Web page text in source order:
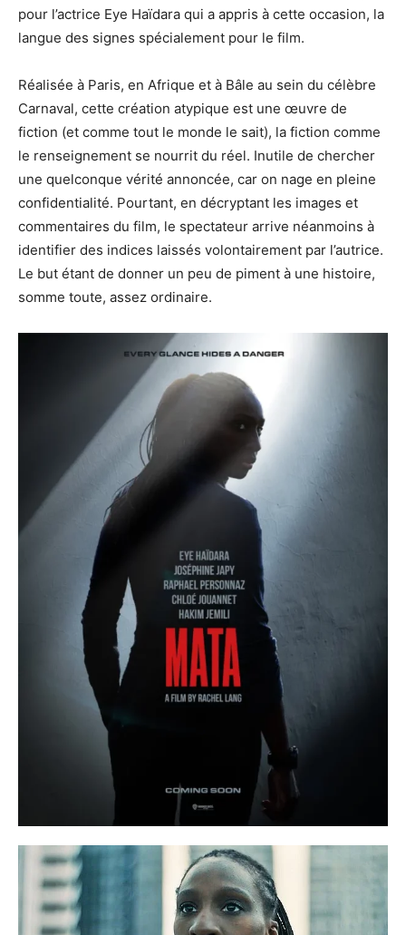
pour l’actrice Eye Haïdara qui a appris à cette occasion, la
langue des signes spécialement pour le film.
Réalisée à Paris, en Afrique et à Bâle au sein du célèbre
Carnaval, cette création atypique est une œuvre de
fiction (et comme tout le monde le sait), la fiction comme
le renseignement se nourrit du réel. Inutile de chercher
une quelconque vérité annoncée, car on nage en pleine
confidentialité. Pourtant, en décryptant les images et
commentaires du film, le spectateur arrive néanmoins à
identifier des indices laissés volontairement par l’autrice.
Le but étant de donner un peu de piment à une histoire,
somme toute, assez ordinaire.